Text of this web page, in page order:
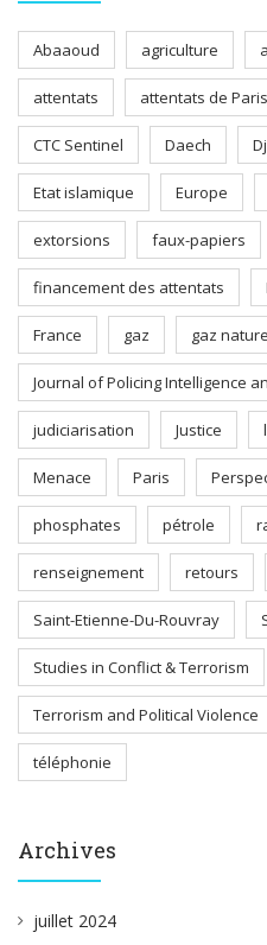
Abaaoud agriculture
attentats attentats de Paris
CTC Sentinel Daech
Etat islamique Europe
extorsions faux-papiers
financement des attentats
France gaz gaz
Journal of Policing Intelligence
judiciarisation Justice
Menace Paris
phosphates pétrole
renseignement retours
Saint-Etienne-Du-Rouvray
Studies in Conflict & Terrorism
Terrorism and Political Violence
téléphonie
Archives
juillet 2024